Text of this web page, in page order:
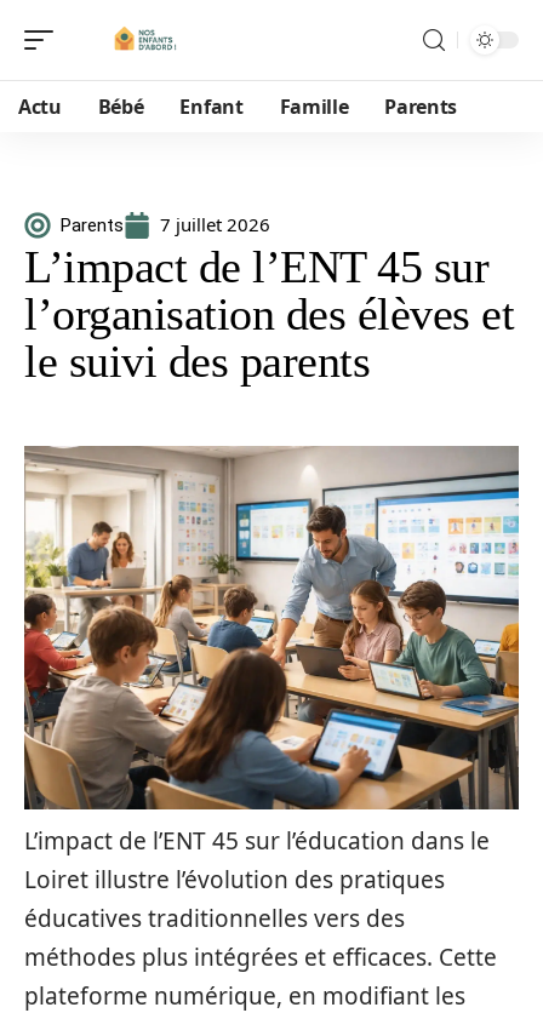
Actu Bébé Enfant Famille Parents
Parents 7 juillet 2026
L’impact de l’ENT 45 sur
l’organisation des élèves et
le suivi des parents
L’impact de l’ENT 45 sur l’éducation dans le
Loiret illustre l’évolution des pratiques
éducatives traditionnelles vers des
méthodes plus intégrées et efficaces. Cette
plateforme numérique, en modifiant les